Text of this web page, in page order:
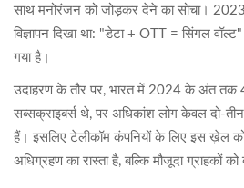
साथ मनोरंजन को जोड़कर देने का सोचा।
विज्ञापन दिखा था: "डेटा + OTT = सिंगल वॉल्ट"
गया है।
उदाहरण के तौर पर, भारत में 2024 के अंत
सब्सक्राइबर्स थे, पर अधिकांश लोग केवल
हैं। इसलिए टेलीकॉम कंपनियों के लिए इस ख़ेल
अधिग्रहण का रास्ता है, बल्कि मौजूदा ग्राहकों